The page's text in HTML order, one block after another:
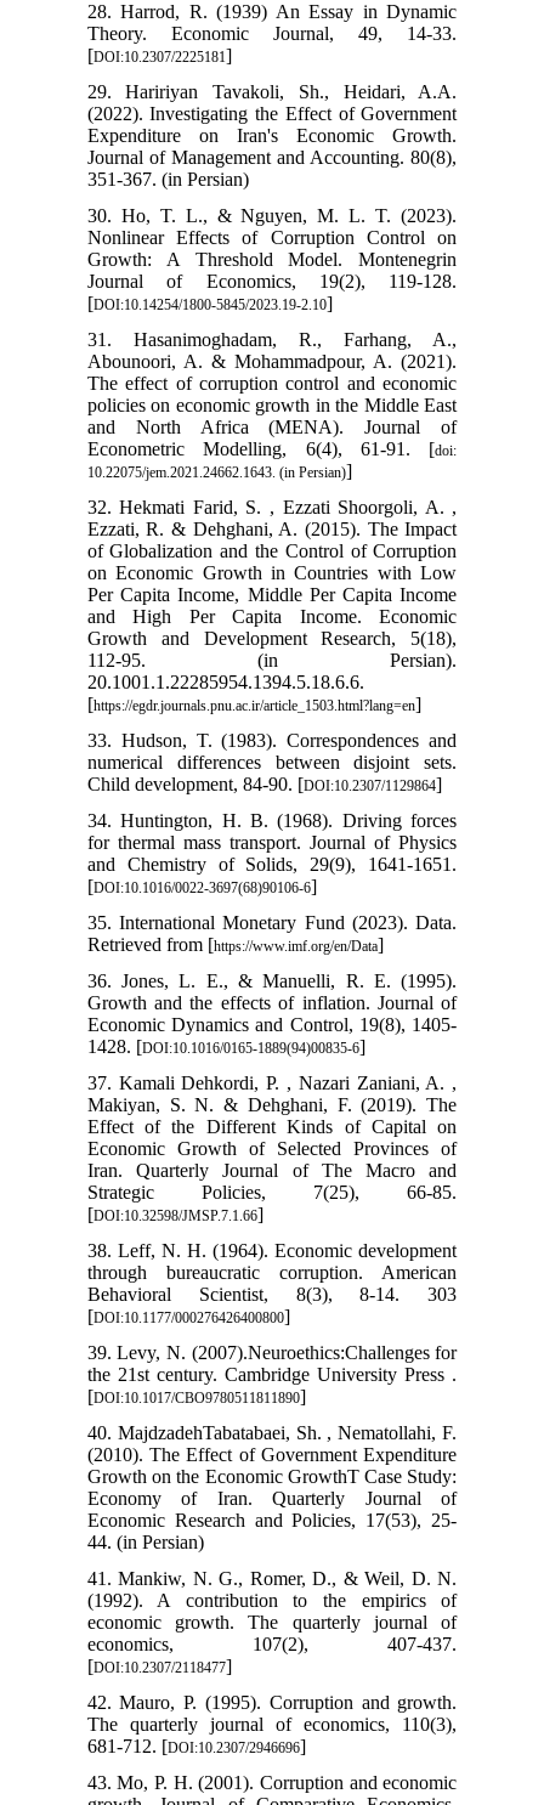
28. Harrod, R. (1939) An Essay in Dynamic
Theory. Economic Journal, 49, 14-33.
[DOI:10.2307/2225181]
29. Haririyan Tavakoli, Sh., Heidari, A.A.
(2022). Investigating the Effect of Government
Expenditure on Iran's Economic Growth.
Journal of Management and Accounting. 80(8),
351-367. (in Persian)
30. Ho, T. L., & Nguyen, M. L. T. (2023).
Nonlinear Effects of Corruption Control on
Growth: A Threshold Model. Montenegrin
Journal of Economics, 19(2), 119-128.
[DOI:10.14254/1800-5845/2023.19-2.10]
31. Hasanimoghadam, R., Farhang, A.,
Abounoori, A. & Mohammadpour, A. (2021).
The effect of corruption control and economic
policies on economic growth in the Middle East
and North Africa (MENA). Journal of
Econometric Modelling, 6(4), 61-91. [doi:
10.22075/jem.2021.24662.1643. (in Persian)]
32. Hekmati Farid, S. , Ezzati Shoorgoli, A. ,
Ezzati, R. & Dehghani, A. (2015). The Impact
of Globalization and the Control of Corruption
on Economic Growth in Countries with Low
Per Capita Income, Middle Per Capita Income
and High Per Capita Income. Economic
Growth and Development Research, 5(18),
112-95. (in Persian).
20.1001.1.22285954.1394.5.18.6.6.
[https://egdr.journals.pnu.ac.ir/article_1503.html?lang=en]
33. Hudson, T. (1983). Correspondences and
numerical differences between disjoint sets.
Child development, 84-90. [DOI:10.2307/1129864]
34. Huntington, H. B. (1968). Driving forces
for thermal mass transport. Journal of Physics
and Chemistry of Solids, 29(9), 1641-1651.
[DOI:10.1016/0022-3697(68)90106-6]
35. International Monetary Fund (2023). Data.
Retrieved from [https://www.imf.org/en/Data]
36. Jones, L. E., & Manuelli, R. E. (1995).
Growth and the effects of inflation. Journal of
Economic Dynamics and Control, 19(8), 1405-
1428. [DOI:10.1016/0165-1889(94)00835-6]
37. Kamali Dehkordi, P. , Nazari Zaniani, A. ,
Makiyan, S. N. & Dehghani, F. (2019). The
Effect of the Different Kinds of Capital on
Economic Growth of Selected Provinces of
Iran. Quarterly Journal of The Macro and
Strategic Policies, 7(25), 66-85.
[DOI:10.32598/JMSP.7.1.66]
38. Leff, N. H. (1964). Economic development
through bureaucratic corruption. American
Behavioral Scientist, 8(3), 8-14. 303
[DOI:10.1177/000276426400800]
39. Levy, N. (2007).Neuroethics:Challenges for
the 21st century. Cambridge University Press .
[DOI:10.1017/CBO9780511811890]
40. MajdzadehTabatabaei, Sh. , Nematollahi, F.
(2010). The Effect of Government Expenditure
Growth on the Economic GrowthT Case Study:
Economy of Iran. Quarterly Journal of
Economic Research and Policies, 17(53), 25-
44. (in Persian)
41. Mankiw, N. G., Romer, D., & Weil, D. N.
(1992). A contribution to the empirics of
economic growth. The quarterly journal of
economics, 107(2), 407-437.
[DOI:10.2307/2118477]
42. Mauro, P. (1995). Corruption and growth.
The quarterly journal of economics, 110(3),
681-712. [DOI:10.2307/2946696]
43. Mo, P. H. (2001). Corruption and economic